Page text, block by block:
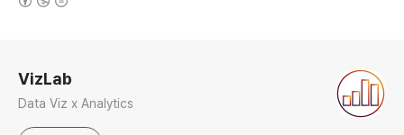
VizLab
Data Viz x Analytics